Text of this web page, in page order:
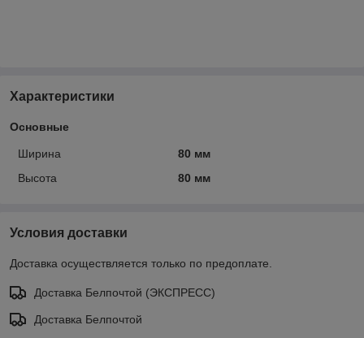
Характеристики
Основные
Ширина
80 мм
Высота
80 мм
Условия доставки
Доставка осуществляется только по предоплате.
Доставка Белпочтой (ЭКСПРЕСС)
Доставка Белпочтой